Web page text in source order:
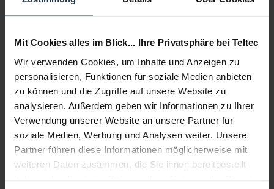
Mit Cookies alles im Blick... Ihre Privatsphäre bei Teltec
Wir verwenden Cookies, um Inhalte und Anzeigen zu
personalisieren, Funktionen für soziale Medien anbieten
zu können und die Zugriffe auf unsere Website zu
analysieren. Außerdem geben wir Informationen zu Ihrer
Verwendung unserer Website an unsere Partner für
soziale Medien, Werbung und Analysen weiter. Unsere
Partner führen diese Informationen möglicherweise mit
weiteren Daten zusammen, die Sie ihnen bereitgestellt
DZOFILM Vespid Prime FF 35 mm T2.1 PL/EF-Mount
Cine-Objektiv mit 35 mm Brennweite mit PL und EF Mount
Artikelnummer: 12292567
-14% € 632,10
Brutto: € 752,20